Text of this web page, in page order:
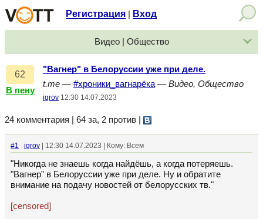
Регистрация Вход
Видео | Общество
62
В пену
"Вагнер" в Белоруссии уже при деле.
t.me — #хроники_вагнарёка — Видео, Общество
igrov 12:30 14.07.2023
24 комментария | 64 за, 2 против
#1 igrov | 12:30 14.07.2023 | Кому: Всем
"Никогда не знаешь когда найдёшь, а когда потеряешь.
"Вагнер" в Белоруссии уже при деле. Ну и обратите
внимание на подачу новостей от белорусских тв."
[censored]